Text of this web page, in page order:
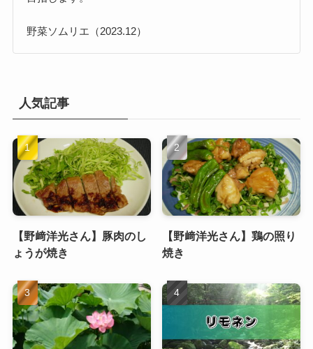
野菜ソムリエ（2023.12）
人気記事
【野﨑洋光さん】豚肉のし
ょうが焼き
【野﨑洋光さん】鶏の照り
焼き